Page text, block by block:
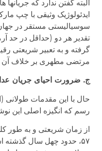
البته گفتن ندارد که
ایدئولوژیک وثیقی با چپ
سوسیالیستی مستقر در جهان
تقدیر هر دو (حداقل در حد
گرفته و به تعبیر شریعتی
مرتضی مطهری بر خلاف آن
ج. ضرورت احیای جریان
حال با این مقدمات
رسم که انگیزه اصلی این
از زمان شریعتی و به طور
۵۷، حدود چهل سال گذشته